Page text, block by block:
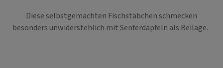
Diese selbstgemachten Fischstäbchen schmecken
besonders unwiderstehlich mit Senferdäpfeln als Beilage.